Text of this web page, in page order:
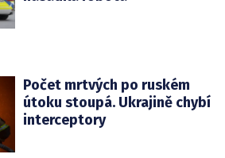
Počet mrtvých po ruském
útoku stoupá. Ukrajině chybí
interceptory